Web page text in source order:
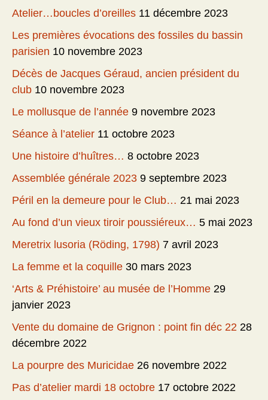
Atelier…boucles d’oreilles 11 décembre 2023
Les premières évocations des fossiles du bassin
parisien 10 novembre 2023
Décès de Jacques Géraud, ancien président du
club 10 novembre 2023
Le mollusque de l’année 9 novembre 2023
Séance à l’atelier 11 octobre 2023
Une histoire d’huîtres… 8 octobre 2023
Assemblée générale 2023 9 septembre 2023
Péril en la demeure pour le Club… 21 mai 2023
Au fond d’un vieux tiroir poussiéreux… 5 mai 2023
Meretrix lusoria (Röding, 1798) 7 avril 2023
La femme et la coquille 30 mars 2023
‘Arts & Préhistoire’ au musée de l’Homme 29
janvier 2023
Vente du domaine de Grignon : point fin déc 22 28
décembre 2022
La pourpre des Muricidae 26 novembre 2022
Pas d’atelier mardi 18 octobre 17 octobre 2022